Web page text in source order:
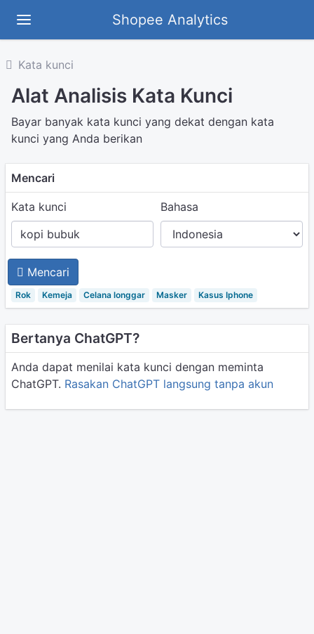
Shopee Analytics
Kata kunci
Alat Analisis Kata Kunci
Bayar banyak kata kunci yang dekat dengan kata
kunci yang Anda berikan
Mencari
Kata kunci Bahasa
Mencari
Rok Kemeja Celana longgar Masker Kasus Iphone
Bertanya ChatGPT?
Anda dapat menilai kata kunci dengan meminta
ChatGPT. Rasakan ChatGPT langsung tanpa akun